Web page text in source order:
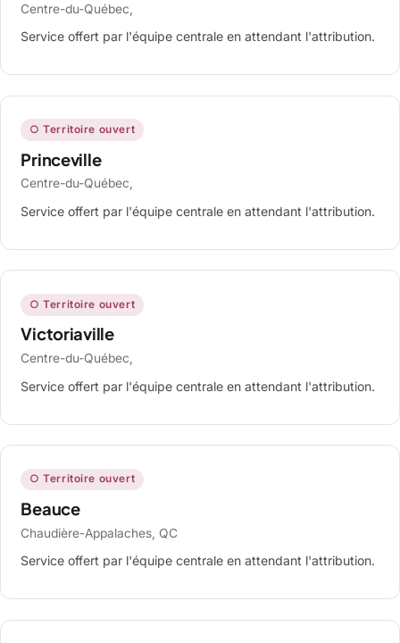
Centre-du-Québec,
Service offert par l'équipe centrale en attendant l'attribution.
○ Territoire ouvert
Princeville
Centre-du-Québec,
Service offert par l'équipe centrale en attendant l'attribution.
○ Territoire ouvert
Victoriaville
Centre-du-Québec,
Service offert par l'équipe centrale en attendant l'attribution.
○ Territoire ouvert
Beauce
Chaudière-Appalaches, QC
Service offert par l'équipe centrale en attendant l'attribution.